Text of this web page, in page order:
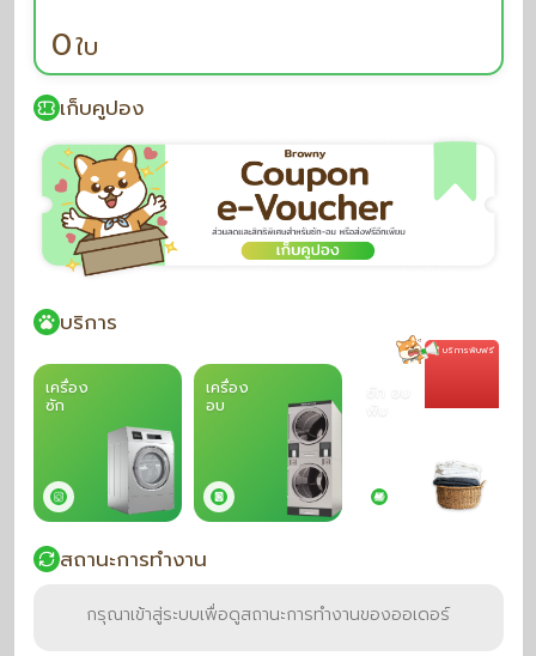
0ใบ
เก็บคูปอง
บริการ
เครื่อง
ซัก
เครื่อง
อบ
บริการพับฟรี
สถานะการทำงาน
กรุณาเข้าสู่ระบบเพื่อดูสถานะการทำงานของออเดอร์